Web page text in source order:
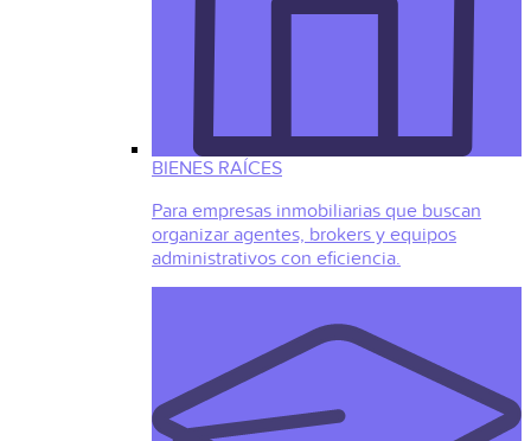
BIENES RAÍCES
Para empresas inmobiliarias que buscan
organizar agentes, brokers y equipos
administrativos con eficiencia.